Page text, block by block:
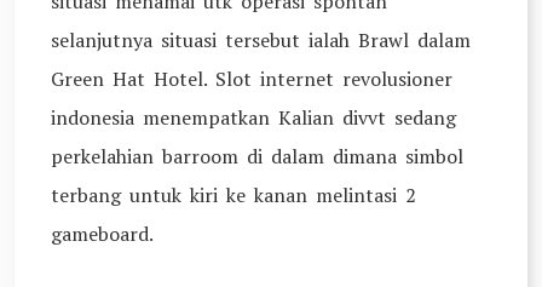
selanjutnya situasi tersebut ialah Brawl dalam
Green Hat Hotel. Slot internet revolusioner
indonesia menempatkan Kalian divvt sedang
perkelahian barroom di dalam dimana simbol
terbang untuk kiri ke kanan melintasi 2
gameboard.